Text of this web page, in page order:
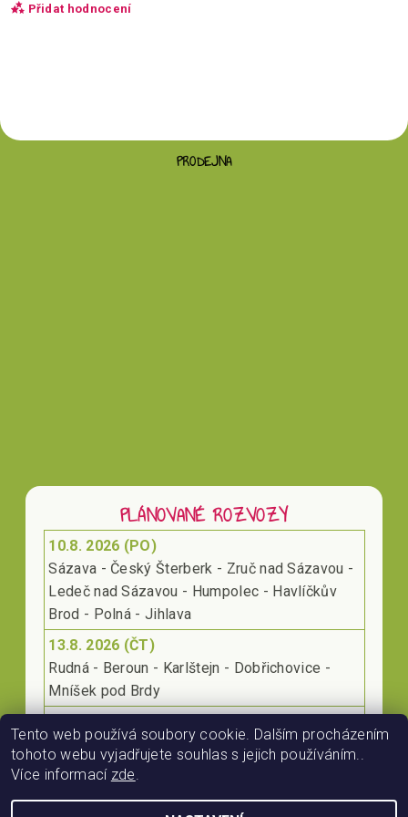
Přidat hodnocení
PRODEJNA
PLÁNOVANÉ ROZVOZY
10.8. 2026 (PO)
Sázava - Český Šterberk - Zruč nad Sázavou -
Ledeč nad Sázavou - Humpolec - Havlíčkův
Brod - Polná - Jihlava
13.8. 2026 (ČT)
Rudná - Beroun - Karlštejn - Dobřichovice -
Mníšek pod Brdy
Klecany - Kralupy nad Vltavou - Roudnice nad
Labem - Lovosice
Tento web používá soubory cookie. Dalším procházením
tohoto webu vyjadřujete souhlas s jejich používáním..
Více informací zde.